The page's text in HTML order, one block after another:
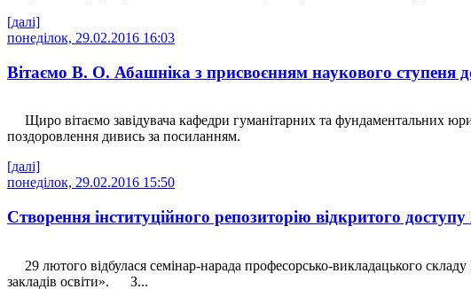
[далі]
понеділок, 29.02.2016 16:03
Вітаємо В. О. Абашніка з присвоєнням наукового ступеня
Щиро вітаємо завідувача кафедри гуманітарних та фундаментальних
поздоровлення дивись за посиланням.
[далі]
понеділок, 29.02.2016 15:50
Створення інституційного репозиторію відкритого
29 лютого відбулася семінар-нарада професорсько-викладацького
закладів освіти». З...